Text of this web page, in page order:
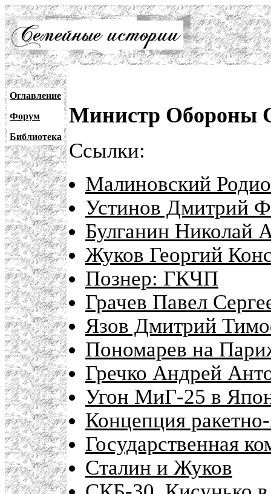
Оглавление
Форум
Библиотека
Министр Обороны
Ссылки:
Малиновский
Устинов Дмитрий
Булганин Николай
Жуков Георгий
Познер: ГКЧП
Грачев Павел
Язов Дмитрий
Пономарев на
Гречко Андрей
Угон МиГ-25 в
Концепция
Государственная
Сталин и Жуков